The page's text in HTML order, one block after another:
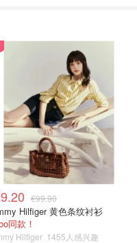
€99.90
Hilfiger 黄色条纹衬衫
同款！
Hilfiger 1455人感兴趣